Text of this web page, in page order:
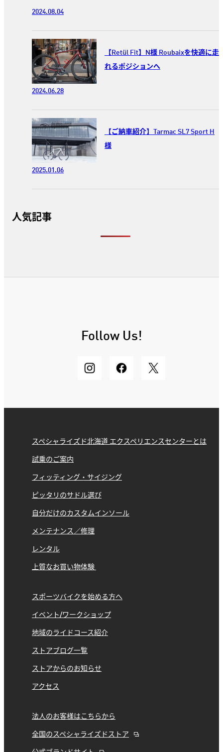
2024.08.04
【Retül Fit】N様 Roubaixを快適に走
れるポジションへ
2024.06.28
【ご納車紹介】Tarmac SL7 Sport H
様
2025.01.06
人気記事
Follow Us!
スペシャライズド北海道 エクスペリエンスセンターとは
試乗のご案内
フィッティング・サイジング
ピッタリのサドル選び
自分だけのカスタムインソール
メンテナンス／修理
レンタル
上質なお買い物体験
スポーツバイクを始める方へ
イベント/ワークショップ
地域のライドコース紹介
ストアブログ一覧
ストアからのお知らせ
アクセス
法人のお客様はこちらから
全国のスペシャライズドストア